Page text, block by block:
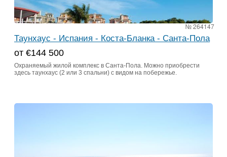
№ 264147
Таунхаус - Испания - Коста-Бланка - Санта-Пола
от €144 500
Охраняемый жилой комплекс в Санта-Пола. Можно приобрести
здесь таунхаус (2 или 3 спальни) с видом на побережье.